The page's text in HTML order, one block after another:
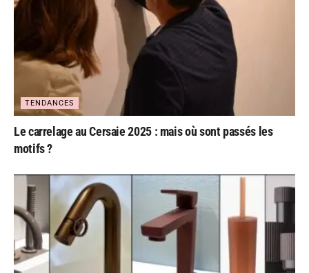
TENDANCES
Le carrelage au Cersaie 2025 : mais où sont passés les
motifs ?